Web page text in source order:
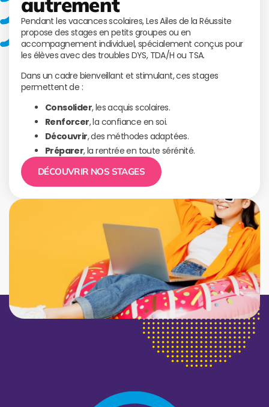
Pendant les vacances scolaires, Les Ailes de la Réussite
propose des stages en petits groupes ou en
accompagnement individuel, spécialement conçus pour
les élèves avec des troubles DYS, TDA/H ou TSA.
Dans un cadre bienveillant et stimulant, ces stages
permettent de :
Consolider, les acquis scolaires.
Renforcer, la confiance en soi.
Découvrir, des méthodes adaptées.
Préparer, la rentrée en toute sérénité.
DÉCOUVRIR NOS STAGES